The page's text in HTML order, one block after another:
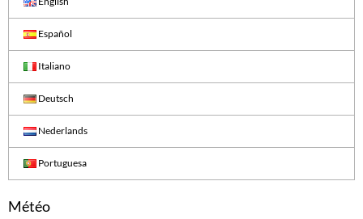
Español
Italiano
Deutsch
Nederlands
Portuguesa
Météo